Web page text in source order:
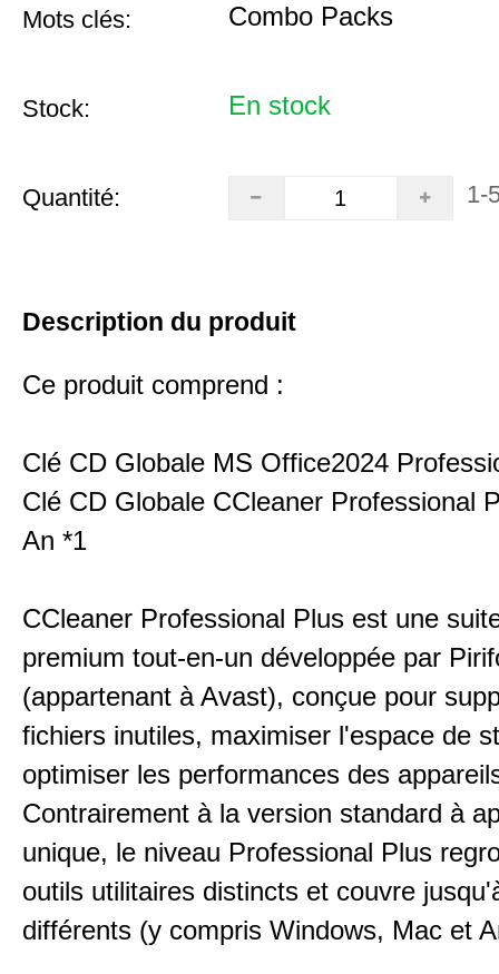
Mots clés: Combo Packs
Stock: En stock
Quantité: 1-
Description du produit
Ce produit comprend :
Clé CD Globale MS Office2024
Clé CD Globale CCleaner Professional
An *1
CCleaner Professional Plus est une
premium tout-en-un développée par
(appartenant à Avast), conçue pour
fichiers inutiles, maximiser l'espace de
optimiser les performances des
Contrairement à la version standard à
unique, le niveau Professional Plus
outils utilitaires distincts et couvre
différents (y compris Windows, Mac et